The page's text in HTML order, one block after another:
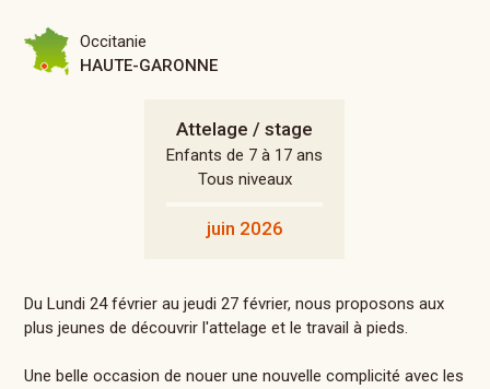
Attelage / stage
Enfants de 7 à 17 ans
Tous niveaux
juin 2026
Occitanie
HAUTE-GARONNE
Du Lundi 24 février au jeudi 27 février, nous proposons aux
plus jeunes de découvrir l'attelage et le travail à pieds.
Une belle occasion de nouer une nouvelle complicité avec les